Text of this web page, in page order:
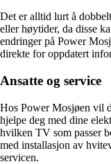
Det er alltid lurt å
eller høytider, da disse
endringer på Power
direkte for oppdatert
Ansatte og service
Hos Power Mosjøen vil
hjelpe deg med dine
hvilken TV som passer
med installasjon av
servicen.